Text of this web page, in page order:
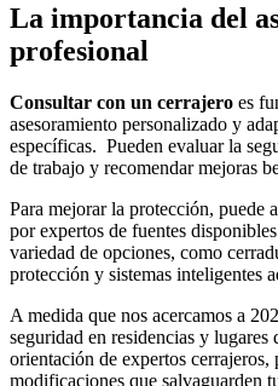
La importancia del
profesional
Consultar con un cerrajero es
asesoramiento personalizado y
específicas. Pueden evaluar la
de trabajo y recomendar mejoras
Para mejorar la protección, puede
por expertos de fuentes
variedad de opciones, como
protección y sistemas inteligentes
A medida que nos acercamos a
seguridad en residencias y
orientación de expertos cerrajeros,
modificaciones que salvaguarden